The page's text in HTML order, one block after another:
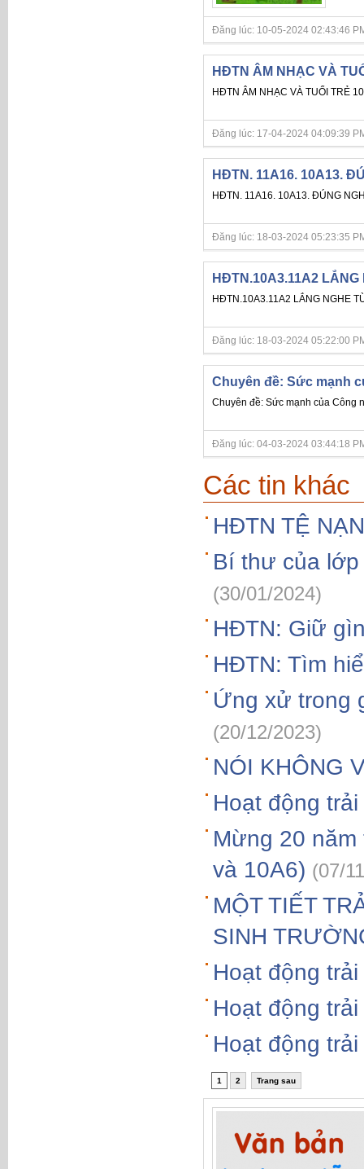
Đăng lúc: 10-05-2024 02:43:46
HĐTN ÂM NHẠC VÀ
HĐTN ÂM NHẠC VÀ TUỔI TRẺ
Đăng lúc: 17-04-2024 04:09:39
HĐTN. 11A16. 10A13.
HĐTN. 11A16. 10A13. ĐÚNG
Đăng lúc: 18-03-2024 05:23:35
HĐTN.10A3.11A2 LẮNG
HĐTN.10A3.11A2 LẮNG NGHE
Đăng lúc: 18-03-2024 05:22:00
Chuyên đề: Sức mạnh
Chuyên đề: Sức mạnh của Công
Đăng lúc: 04-03-2024 03:44:18
Các tin khác
HĐTN TỆ
Bí thư của
(30/01/2024)
HĐTN: Giữ
HĐTN: Tìm
Ứng xử trong
(20/12/2023)
NÓI KHÔNG
Hoạt động
Mừng 20 năm
và 10A6) (07/
MỘT TIẾT
SINH
Hoạt động
Hoạt động
Hoạt động
1 2 Trang sau